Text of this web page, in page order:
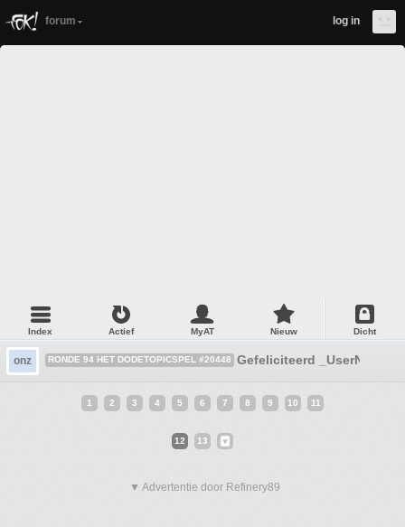
forum log in
Index Actief MyAT Nieuw Dicht
onz RONDE 94 HET DODETOPICSPEL #20448 Gefeliciteerd _UserName_
1 2 3 4 5 6 7 8 9 10 11
12 13
▼ Advertentie door Refinery89